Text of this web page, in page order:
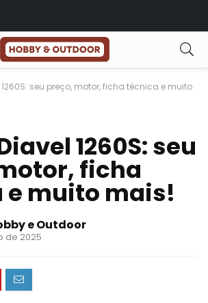
seu preço, motor, ficha técnica e muito
1260S: seu
ficha
muito mais!
e Outdoor
de 2025